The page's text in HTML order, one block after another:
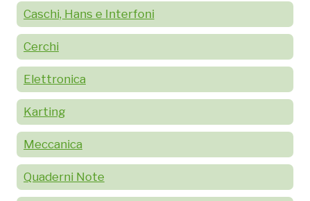
Caschi, Hans e Interfoni
Cerchi
Elettronica
Karting
Meccanica
Quaderni Note